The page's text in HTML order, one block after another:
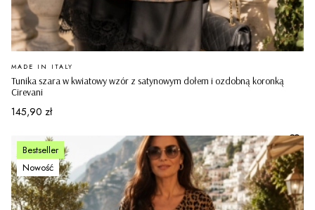
Tunika szara w kwiatowy wzór z satynowym dołem i ozdobną koronką
Cirevani
PRODUCENT
MADE IN ITALY
Cena
145,90 zł
Bestseller
Nowość